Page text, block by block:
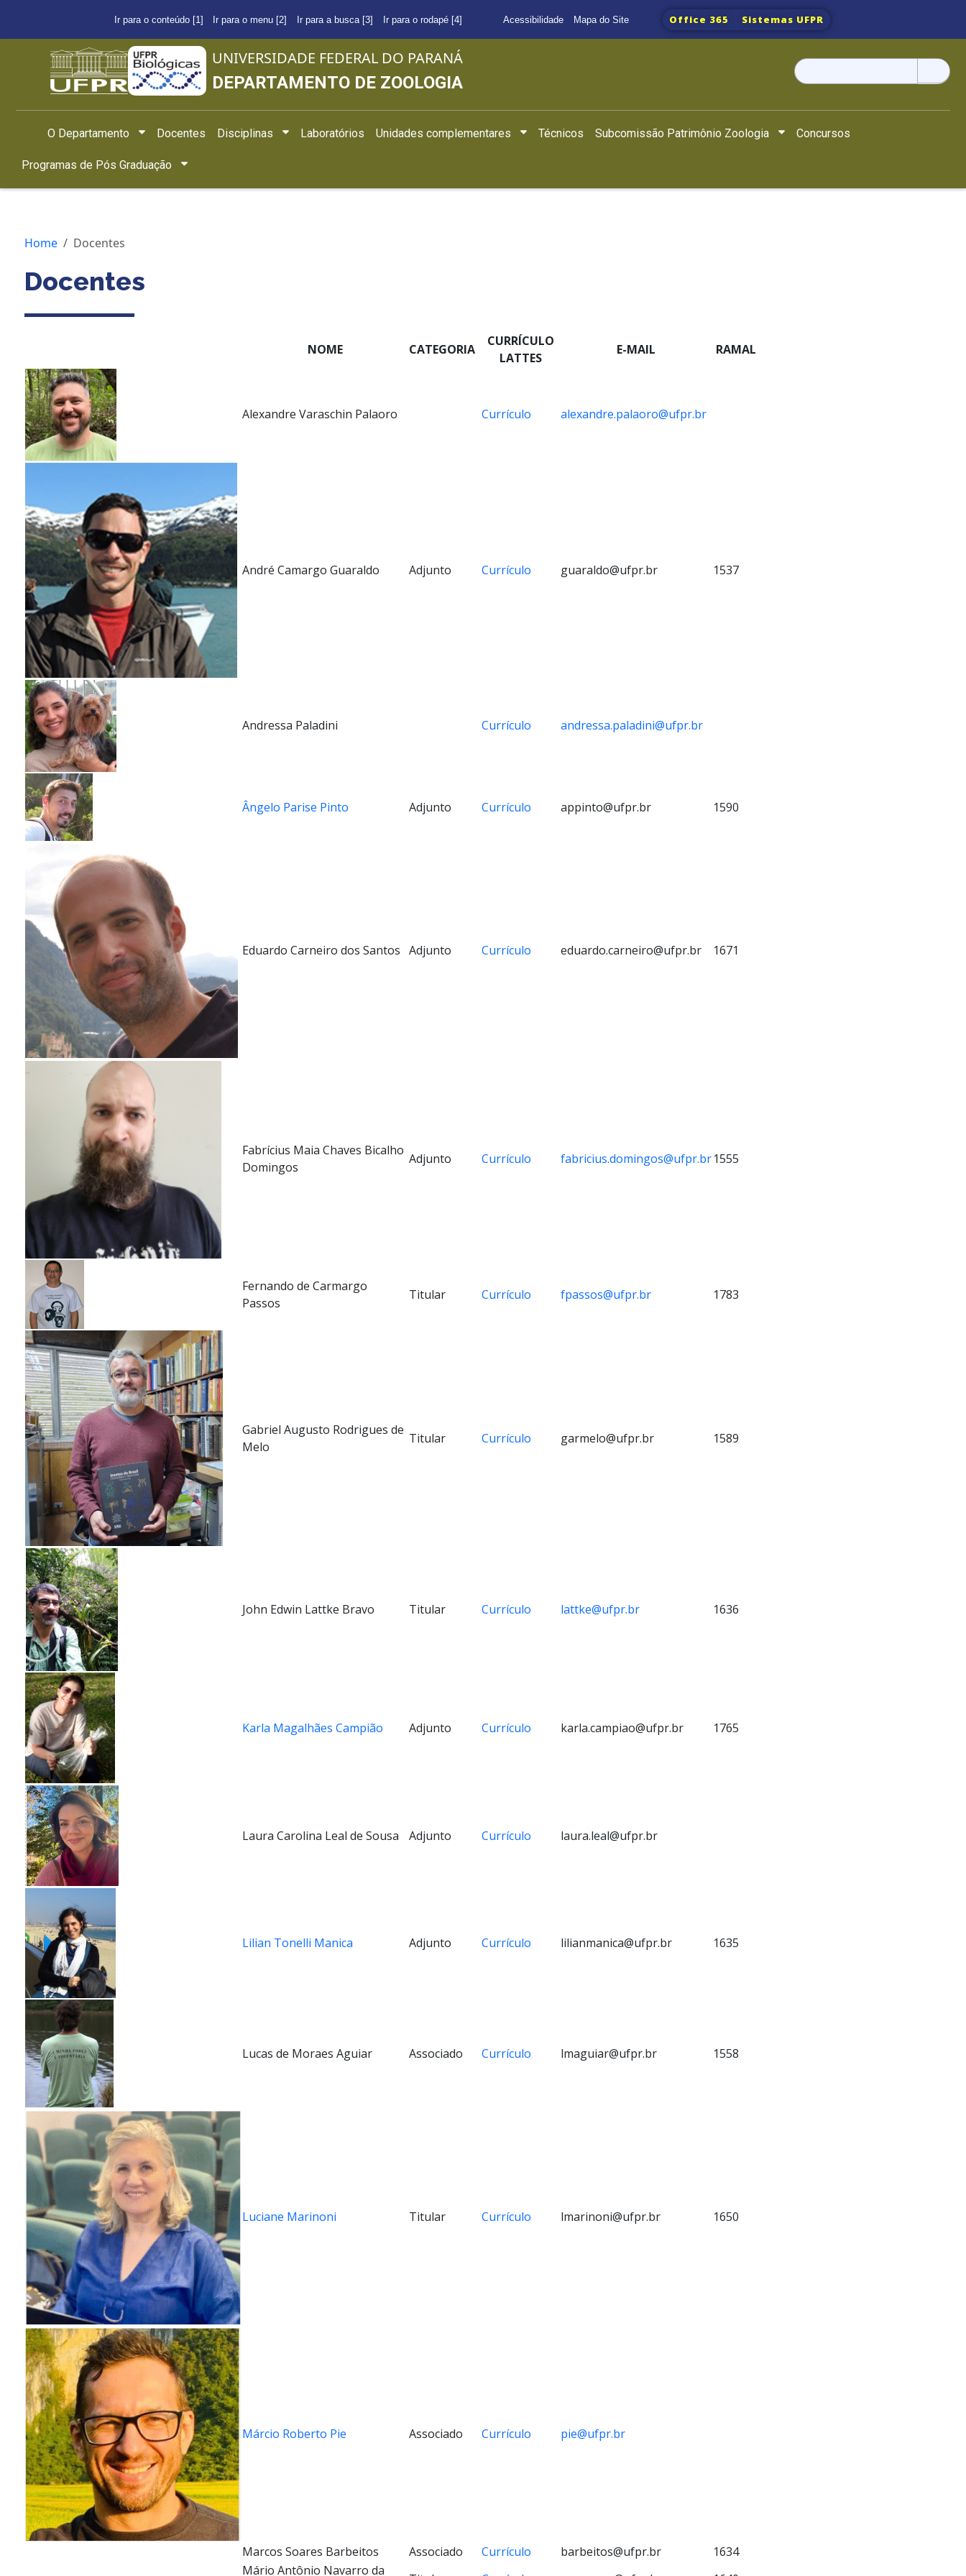
Ir para o conteúdo [1] Ir para o menu [2] Ir para a busca [3] Ir para o rodapé [4] Acessibilidade Mapa do Site Office 365 Sistemas UFPR
UNIVERSIDADE FEDERAL DO PARANÁ
DEPARTAMENTO DE ZOOLOGIA
Pesquisar
por:
O Departamento Docentes Disciplinas Laboratórios Unidades complementares Técnicos Subcomissão Patrimônio Zoologia Concursos
Programas de Pós Graduação
Home Docentes
Docentes
NOME CATEGORIA
CURRÍCULO
LATTES
E-MAIL RAMAL
Alexandre Varaschin Palaoro Currículo alexandre.palaoro@ufpr.br
André Camargo Guaraldo Adjunto Currículo guaraldo@ufpr.br 1537
Andressa Paladini Currículo andressa.paladini@ufpr.br
Ângelo Parise Pinto Adjunto Currículo appinto@ufpr.br 1590
Eduardo Carneiro dos Santos Adjunto Currículo eduardo.carneiro@ufpr.br 1671
Fabrícius Maia Chaves Bicalho
Domingos
Adjunto Currículo fabricius.domingos@ufpr.br1555
Fernando de Carmargo
Passos
Titular Currículo fpassos@ufpr.br 1783
Gabriel Augusto Rodrigues de
Melo
Titular Currículo garmelo@ufpr.br 1589
John Edwin Lattke Bravo Titular Currículo lattke@ufpr.br 1636
Karla Magalhães Campião Adjunto Currículo karla.campiao@ufpr.br 1765
Laura Carolina Leal de Sousa Adjunto Currículo laura.leal@ufpr.br
Lilian Tonelli Manica Adjunto Currículo lilianmanica@ufpr.br 1635
Lucas de Moraes Aguiar Associado Currículo lmaguiar@ufpr.br 1558
Luciane Marinoni Titular Currículo lmarinoni@ufpr.br 1650
Márcio Roberto Pie Associado Currículo pie@ufpr.br
Marcos Soares Barbeitos Associado Currículo barbeitos@ufpr.br
1634
Mário Antônio Navarro da